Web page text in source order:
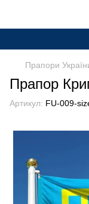
Прапори
Прапор
Артикул: FU-009-